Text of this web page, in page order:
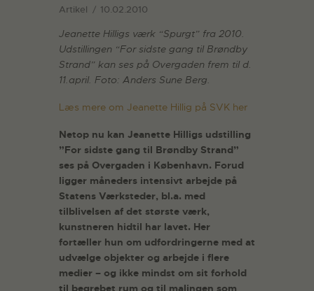
Artikel 10.02.2010
Jeanette Hilligs værk “Spurgt” fra 2010.
Udstillingen “For sidste gang til Brøndby
Strand” kan ses på Overgaden frem til d.
11.april. Foto: Anders Sune Berg.
Læs mere om Jeanette Hillig på SVK her
Netop nu kan Jeanette Hilligs udstilling
”For sidste gang til Brøndby Strand”
ses på Overgaden i København. Forud
ligger måneders intensivt arbejde på
Statens Værksteder, bl.a. med
tilblivelsen af det største værk,
kunstneren hidtil har lavet. Her
fortæller hun om udfordringerne med at
udvælge objekter og arbejde i flere
medier – og ikke mindst om sit forhold
til begrebet rum og til malingen som